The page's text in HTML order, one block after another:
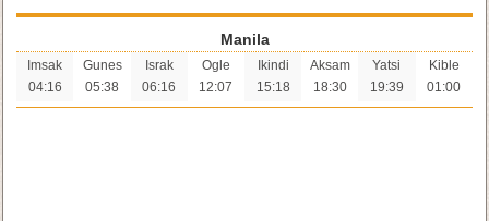
Manila
Imsak
04:16
Gunes
05:38
Israk
06:16
Ogle
12:07
Ikindi
15:18
Aksam
18:30
Yatsi
19:39
Kible
01:00